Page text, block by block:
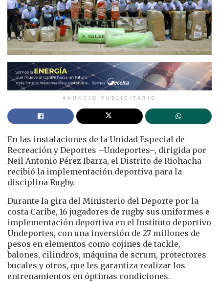
ANUNCIO PUBLICITARIO
En las instalaciones de la Unidad Especial de
Recreación y Deportes –Undeportes–, dirigida por
Neil Antonio Pérez Ibarra, el Distrito de Riohacha
recibió la implementación deportiva para la
disciplina Rugby.
Durante la gira del Ministerio del Deporte por la
costa Caribe, 16 jugadores de rugby sus uniformes e
implementación deportiva en el Instituto deportivo
Undeportes, con una inversión de 27 millones de
pesos en elementos como cojines de tackle,
balones, cilindros, máquina de scrum, protectores
bucales y otros, que les garantiza realizar los
entrenamientos en óptimas condiciones.